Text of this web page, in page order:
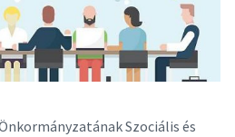
Szociális és